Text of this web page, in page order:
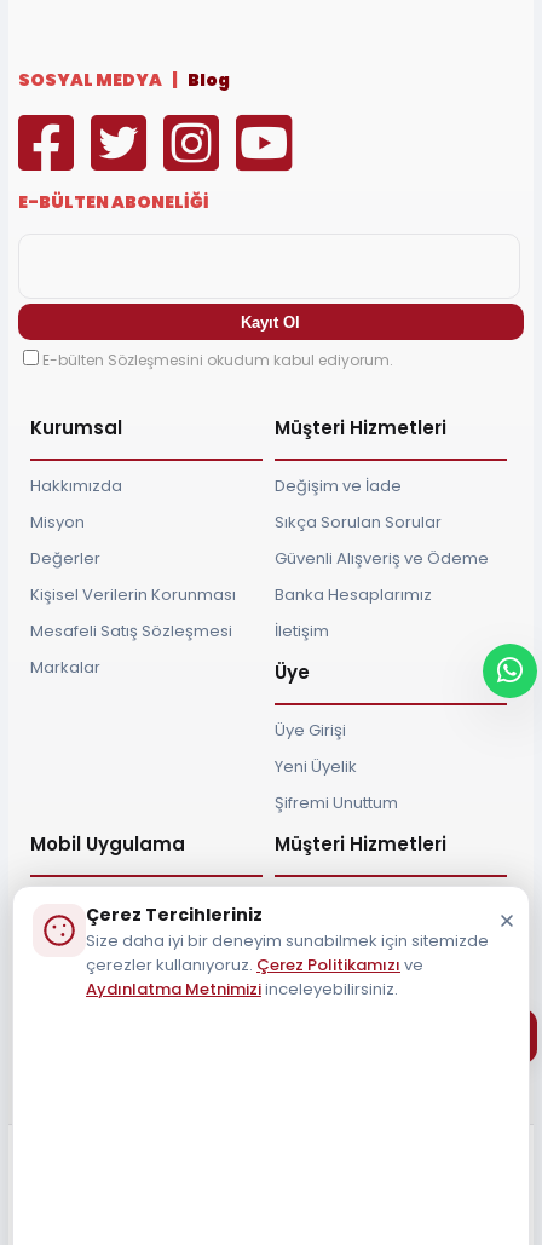
SOSYAL MEDYA | Blog
E-BÜLTEN ABONELİĞİ
E-bülten Sözleşmesini okudum kabul ediyorum.
Kurumsal
Hakkımızda
Misyon
Değerler
Kişisel Verilerin Korunması
Mesafeli Satış Sözleşmesi
Markalar
Müşteri Hizmetleri
Değişim ve İade
Sıkça Sorulan Sorular
Güvenli Alışveriş ve Ödeme
Banka Hesaplarımız
İletişim
Üye
Üye Girişi
Yeni Üyelik
Şifremi Unuttum
Mobil Uygulama Müşteri Hizmetleri
Müşteri Destek Hattı
Çerez Tercihleriniz
Size daha iyi bir deneyim sunabilmek için sitemizde
çerezler kullanıyoruz. Çerez Politikamızı ve
Aydınlatma Metnimiziinceleyebilirsiniz.